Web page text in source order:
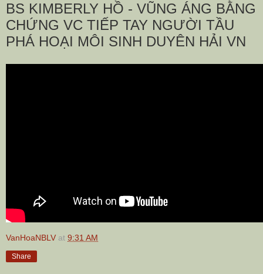
BS KIMBERLY HỒ - VŨNG ÁNG BẰNG
CHỨNG VC TIẾP TAY NGƯỜI TẦU
PHÁ HOẠI MÔI SINH DUYÊN HẢI VN
VanHoaNBLV at 9:31 AM
Share